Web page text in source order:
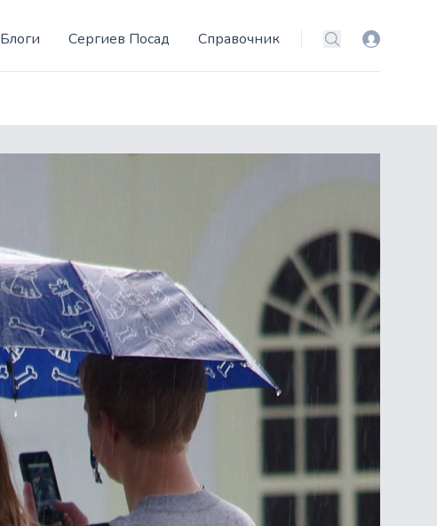
Блоги Сергиев Посад Справочник Поиск Вход